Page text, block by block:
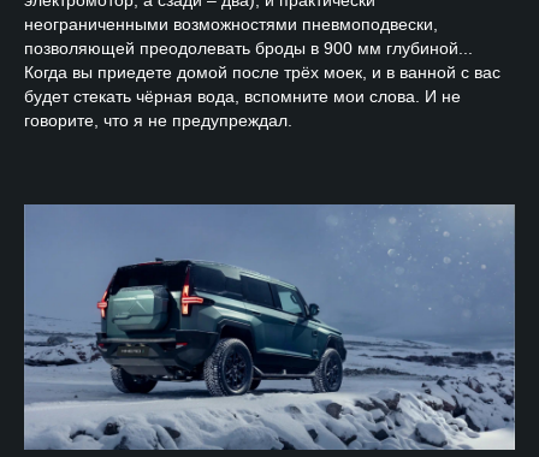
неограниченными возможностями пневмоподвески,
позволяющей преодолевать броды в 900 мм глубиной...
Когда вы приедете домой после трёх моек, и в ванной с вас
будет стекать чёрная вода, вспомните мои слова. И не
говорите, что я не предупреждал.